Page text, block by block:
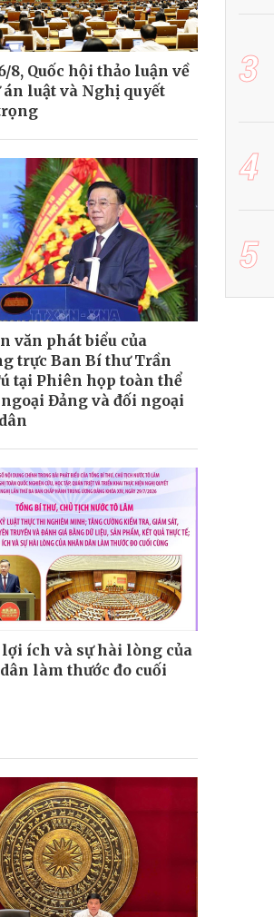
8, Quốc hội thảo luận về
án luật và Nghị quyết
văn phát biểu của
trực Ban Bí thư Trần
tại Phiên họp toàn thể
Đảng và đối ngoại
lợi ích và sự hài lòng của
làm thước đo cuối
3
4
5